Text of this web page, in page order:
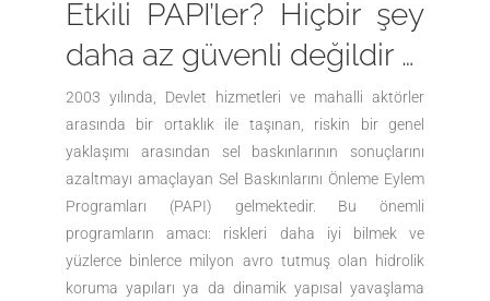
Etkili PAPI’ler? Hiçbir şey
daha az güvenli değildir …
2003 yılında, Devlet hizmetleri ve mahalli aktörler
arasında bir ortaklık ile taşınan, riskin bir genel
yaklaşımı arasından sel baskınlarının sonuçlarını
azaltmayı amaçlayan Sel Baskınlarını Önleme Eylem
Programları (PAPI) gelmektedir. Bu önemli
programların amacı: riskleri daha iyi bilmek ve
yüzlerce binlerce milyon avro tutmuş olan hidrolik
koruma yapıları ya da dinamik yapısal yavaşlama